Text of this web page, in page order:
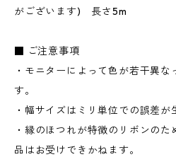
がございます) 長さ5m
■ ご注意事項
・モニターによって色が若干異
す。
・幅サイズはミリ単位での誤差が
・縁のほつれが特徴のリボンの
品はお受けできかねます。